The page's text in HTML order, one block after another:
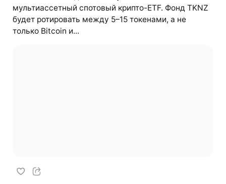
мультиассетный спотовый крипто-ETF. Фонд TKNZ
будет ротировать между 5–15 токенами, а не
только Bitcoin и...